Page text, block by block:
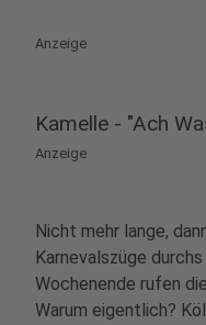
Anzeige
Kamelle - "Ach
Anzeige
Nicht mehr lange,
Karnevalszüge
Wochenende rufen
Warum eigentlich?